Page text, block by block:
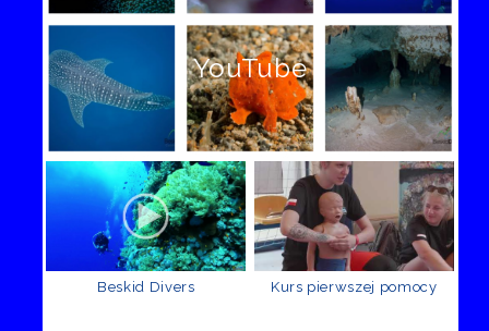
YouTube
Beskid Divers Kurs pierwszej pomocy